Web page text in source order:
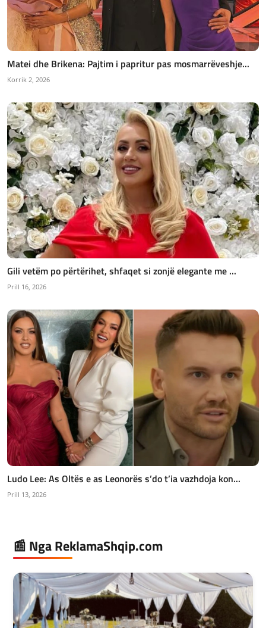
Matei dhe Brikena: Pajtim i papritur pas mosmarrëveshje...
Korrik 2, 2026
Gili vetëm po përtërihet, shfaqet si zonjë elegante me ...
Prill 16, 2026
Ludo Lee: As Oltës e as Leonorës s’do t’ia vazhdoja kon...
Prill 13, 2026
📰 Nga ReklamaShqip.com